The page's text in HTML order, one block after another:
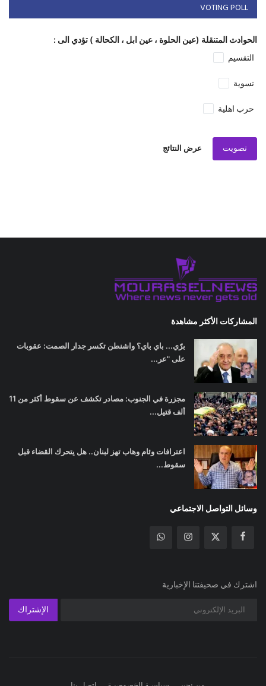
VOTING POLL
الحوادث المتنقلة (عين الحلوة ، عين ابل ، الكحالة ) تؤدي الى :
التقسيم
تسوية
حرب اهلية
تصويت عرض النتائج
المشاركات الأكثر مشاهدة
برّي... باي باي؟ واشنطن تكسر جدار الصمت: عقوبات
على "عر...
مجزرة في الجنوب: مصادر تكشف عن سقوط أكثر من 11
ألف قتيل...
اعترافات وئام وهاب تهز لبنان.. هل يتحرك القضاء قبل
سقوط...
وسائل التواصل الاجتماعي
اشترك في صحيفتنا الإخبارية
الإشتراك